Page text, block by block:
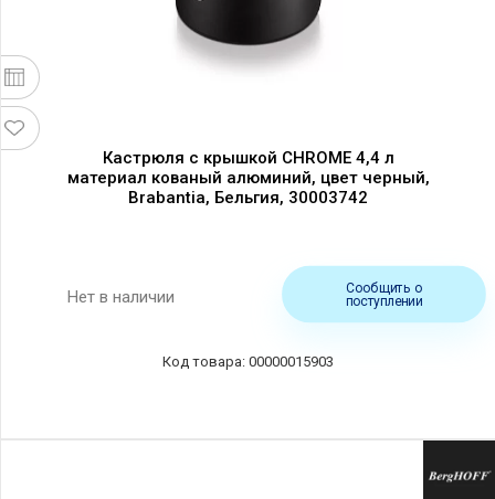
Кастрюля с крышкой CHROME 4,4 л
материал кованый алюминий, цвет черный,
Brabantia, Бельгия, 30003742
Нет в наличии
Сообщить о
поступлении
00000015903